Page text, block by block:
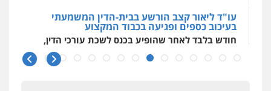
0506217994
עו"ד אביגדור פלדמן
ניר קידר – צלם
צילום עורכי דין שירותים מקצועיים לעורכי
0504578527
10 מיליון
עורך-דין חשוד בהעלמת הכנסות והתחמקות ממס
רכישה
קטינים בסביבה מנוכרת